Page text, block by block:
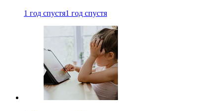
1 год спустя1 год спустя